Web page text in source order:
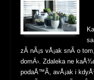
zÂ nÃ¡s vÅ¡ak snÃ­ o
domÄ›. Zdaleka ne
podaÅ™Ã­, avÅ¡ak i